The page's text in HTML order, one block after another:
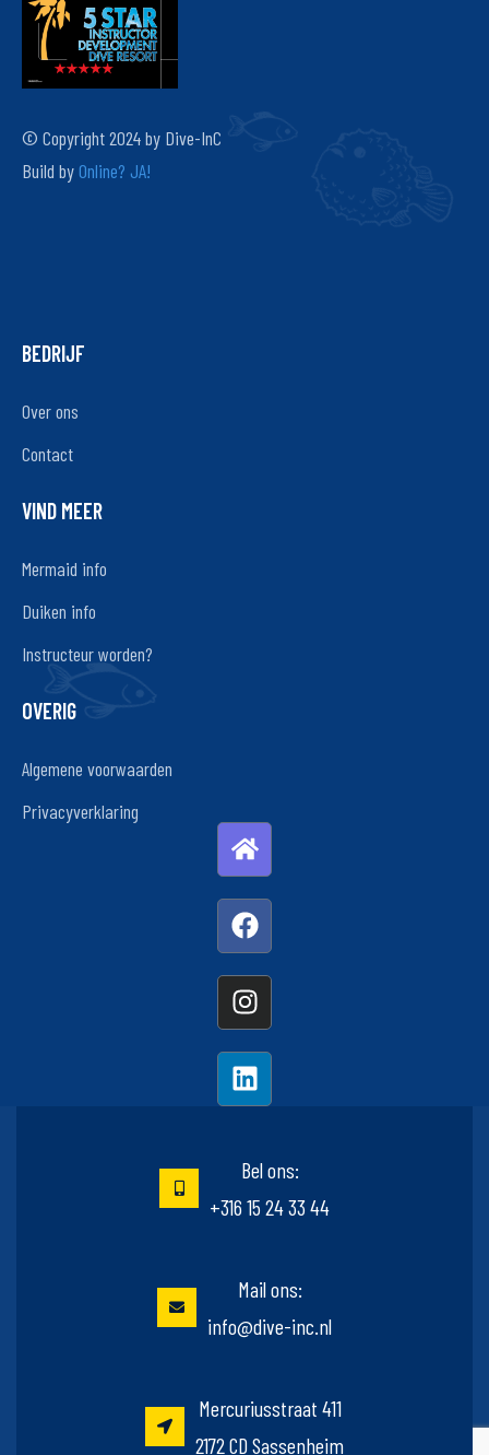
© Copyright 2024 by Dive-InC
Build byOnline? JA!
BEDRIJF
Over ons
Contact
VIND MEER
Mermaid info
Duiken info
Instructeur worden?
OVERIG
Algemene voorwaarden
Privacyverklaring
Bel ons:
+316 15 24 33 44
Mail ons:
info@dive-inc.nl
Mercuriusstraat 411
2172 CD Sassenheim